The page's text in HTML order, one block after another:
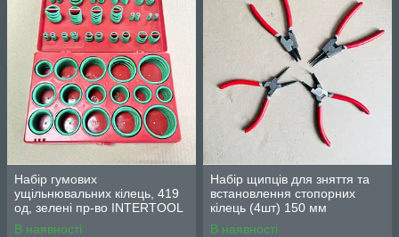
Набір гумових
ущільнювальних кілець, 419
од, зелені пр-во INTERTOOL
AT-5419
В наявності
Набір щипців для зняття та
встановлення стопорних
кілець (4шт) 150 мм
INTERTOOL HT-7001
В наявності